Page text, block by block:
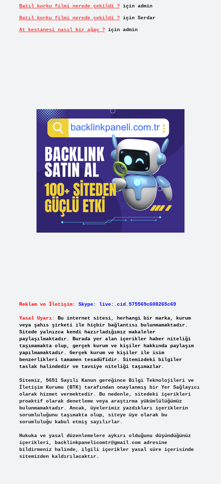
Batıl korku filmi nerede çekildi ?için admin
Batıl korku filmi nerede çekildi ?için Serdar
At kestanesi nasıl bir ağaç ?için admin
Reklam ve İletişim: Skype: live:.cid.575569c608265c69
Yasal Uyarı:
Bu internet sitesi, herhangi bir marka, kurum
veya şahıs şirketi ile hiçbir bağlantısı bulunmamaktadır.
Sitede yalnızca kendi hazırladığımız makaleler
paylaşılmaktadır. Burada yer alan içerikler haber niteliği
taşımamakta olup, gerçek kurum ve kişiler hakkında paylaşım
yapılmamaktadır. Gerçek kurum ve kişiler ile isim
benzerlikleri tamamen tesadüfidir. Sitemizdeki bilgiler
taslak halindedir ve tavsiye niteliği taşımazlar.
Sitemiz, 5651 Sayılı Kanun gereğince Bilgi Teknolojileri ve
İletişim Kurumu (BTK) tarafından onaylanmış bir Yer Sağlayıcı
olarak hizmet vermektedir. Bu nedenle, sitedeki içerikleri
proaktif olarak denetleme veya araştırma yükümlülüğümüz
bulunmamaktadır. Ancak, üyelerimiz yazdıkları içeriklerin
sorumluluğunu taşımakta olup, siteye üye olarak bu
sorumluluğu kabul etmiş sayılırlar.
Hukuka ve yasal düzenlemelere aykırı olduğunu düşündüğünüz
içerikleri, backlinkpanelicomtr@gmail.comadresine
bildirmeniz halinde, ilgili içerikler yasal süre içerisinde
sitemizden kaldırılacaktır.